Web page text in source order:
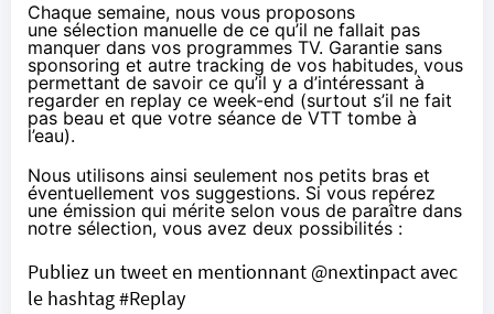
Chaque semaine, nous vous proposons
une sélection manuelle de ce qu’il ne fallait pas
manquer dans vos programmes TV. Garantie sans
sponsoring et autre tracking de vos habitudes, vous
permettant de savoir ce qu’il y a d’intéressant à
regarder en replay ce week-end (surtout s’il ne fait
pas beau et que votre séance de VTT tombe à
l’eau).
Nous utilisons ainsi seulement nos petits bras et
éventuellement vos suggestions. Si vous repérez
une émission qui mérite selon vous de paraître dans
notre sélection, vous avez deux possibilités :
Publiez un tweet en mentionnant @nextinpact avec
le hashtag #Replay